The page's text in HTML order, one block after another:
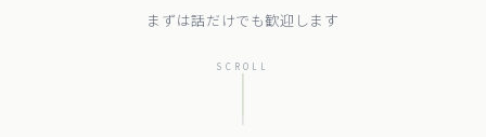
まずは話だけでも歓迎します
SCROLL